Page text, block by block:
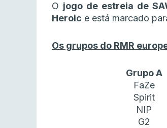
O jogo de estreia de
Heroic e está marcado
Os grupos do RMR
Grupo A
FaZe
Spirit
NIP
G2